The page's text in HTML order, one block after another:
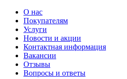
О нас
Покупателям
Услуги
Новости и акции
Контактная информация
Вакансии
Отзывы
Вопросы и ответы